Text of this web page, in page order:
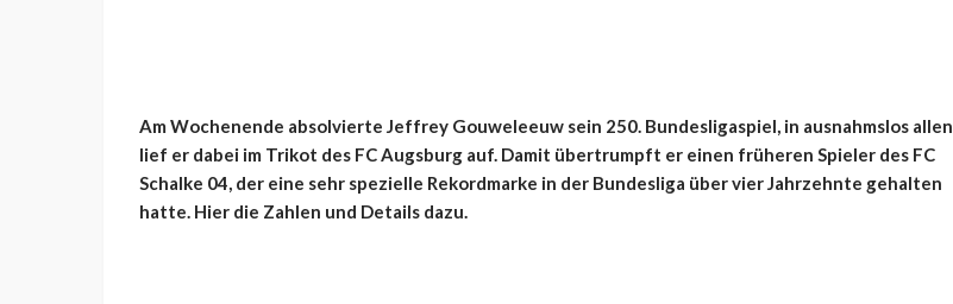
Am Wochenende absolvierte Jeffrey Gouweleeuw sein 250. Bundesligaspiel, in ausnahmslos allen
lief er dabei im Trikot des FC Augsburg auf. Damit übertrumpft er einen früheren Spieler des FC
Schalke 04, der eine sehr spezielle Rekordmarke in der Bundesliga über vier Jahrzehnte gehalten
hatte. Hier die Zahlen und Details dazu.